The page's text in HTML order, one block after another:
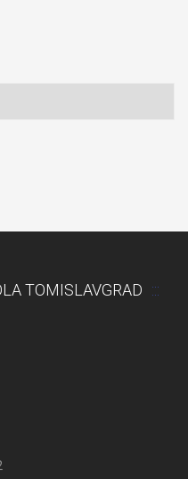
TOMISLAVGRAD